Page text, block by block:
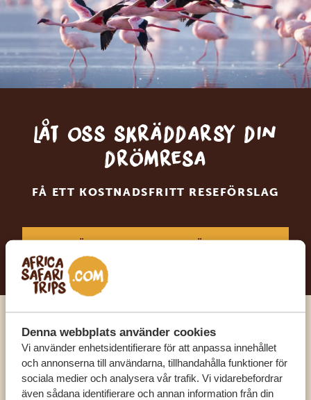
Denna webbplats använder cookies
Vi använder enhetsidentifierare för att anpassa innehållet
och annonserna till användarna, tillhandahålla funktioner för
sociala medier och analysera vår trafik. Vi vidarebefordrar
även sådana identifierare och annan information från din
Låt oss skräddarsy din
drömresa
FÅ ETT KOSTNADSFRITT RESEFÖRSLAG
BÖRJA PLANERA DIN DRÖMRESA
Ring en av våra experter
VÅRA SPECIALISTER FINNS HÄR FÖR ATT
HJÄLPA DIG